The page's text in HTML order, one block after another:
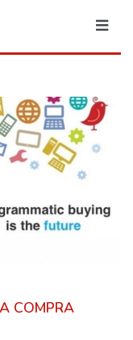
COMPRA